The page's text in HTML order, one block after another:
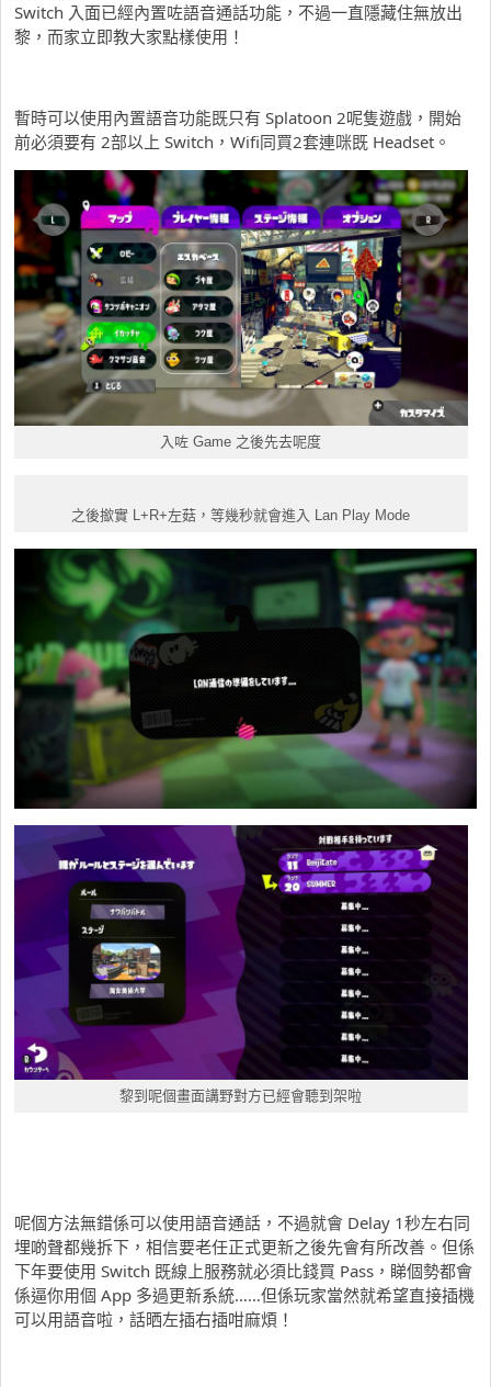
Switch 入面已經內置咗語音通話功能，不過一直隱藏住無放出
黎，而家立即教大家點樣使用！
暫時可以使用內置語音功能既只有 Splatoon 2呢隻遊戲，開始
前必須要有 2部以上 Switch，Wifi同買2套連咪既 Headset。
入咗 Game 之後先去呢度
之後撳實 L+R+左菇，等幾秒就會進入 Lan Play Mode
黎到呢個畫面講野對方已經會聽到架啦
呢個方法無錯係可以使用語音通話，不過就會 Delay 1秒左右同
埋啲聲都幾拆下，相信要老任正式更新之後先會有所改善。但係
下年要使用 Switch 既線上服務就必須比錢買 Pass，睇個勢都會
係逼你用個 App 多過更新系統……但係玩家當然就希望直接插機
可以用語音啦，話晒左插右插咁麻煩！